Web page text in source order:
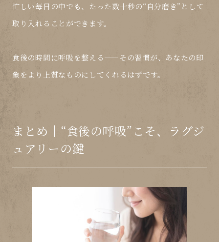
忙しい毎日の中でも、 たった数十秒の“自分磨き” として
取り入れることができます。
食後の時間に呼吸を整える——その習慣が、あなたの印
象をより上質なものにしてくれるはずです。
まとめ｜“食後の呼吸”こそ、ラグジ
ュアリーの鍵